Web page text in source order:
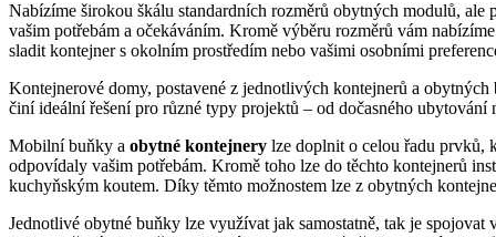
Nabízíme širokou škálu standardních rozměrů obytných modulů,
vašim potřebám a očekáváním. Kromě výběru rozměrů vám
sladit kontejner s okolním prostředím nebo vašimi osobními
Kontejnerové domy, postavené z jednotlivých kontejnerů a
činí ideální řešení pro různé typy projektů – od dočasného ubytování
Mobilní buňky a obytné kontejnery lze doplnit o celou řadu prvků,
odpovídaly vašim potřebám. Kromě toho lze do těchto kontejnerů
kuchyňským koutem. Díky těmto možnostem lze z obytných
Jednotlivé obytné buňky lze využívat jak samostatně, tak je spojovat